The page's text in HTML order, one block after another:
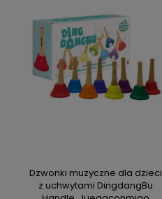
Dzwonki muzyczne dla dzieci
z uchwytami DingdangBu